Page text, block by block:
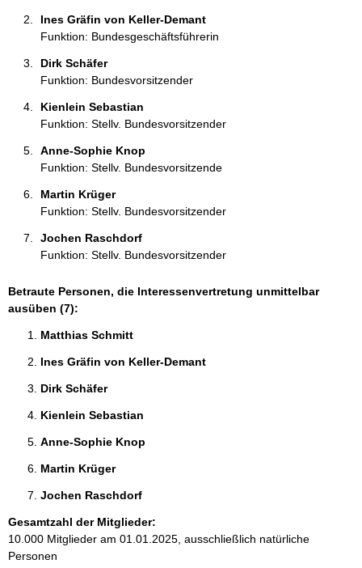
Ines Gräfin von Keller-Demant
Funktion: Bundesgeschäftsführerin
Dirk Schäfer
Funktion: Bundesvorsitzender
Kienlein Sebastian
Funktion: Stellv. Bundesvorsitzender
Anne-Sophie Knop
Funktion: Stellv. Bundesvorsitzende
Martin Krüger
Funktion: Stellv. Bundesvorsitzender
Jochen Raschdorf
Funktion: Stellv. Bundesvorsitzender
Betraute Personen, die Interessenvertretung unmittelbar
ausüben (7):
Matthias Schmitt
Ines Gräfin von Keller-Demant
Dirk Schäfer
Kienlein Sebastian
Anne-Sophie Knop
Martin Krüger
Jochen Raschdorf
Gesamtzahl der Mitglieder:
10.000 Mitglieder am 01.01.2025, ausschließlich natürliche
Personen